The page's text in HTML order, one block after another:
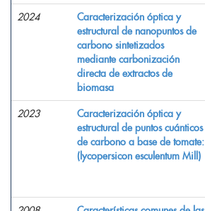
2024
Caracterización óptica y
estructural de nanopuntos de
carbono sintetizados
mediante carbonización
directa de extractos de
biomasa
2023
Caracterización óptica y
estructural de puntos cuánticos
de carbono a base de tomate:
(lycopersicon esculentum Mill)